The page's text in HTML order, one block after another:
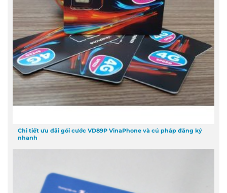
Chi tiết ưu đãi gói cước VD89P VinaPhone và cú pháp đăng ký
nhanh